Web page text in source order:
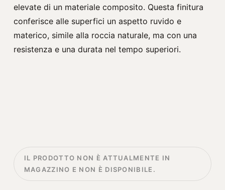
elevate di un materiale composito. Questa finitura
conferisce alle superfici un aspetto ruvido e
materico, simile alla roccia naturale, ma con una
resistenza e una durata nel tempo superiori.
IL PRODOTTO NON È ATTUALMENTE IN
MAGAZZINO E NON È DISPONIBILE.